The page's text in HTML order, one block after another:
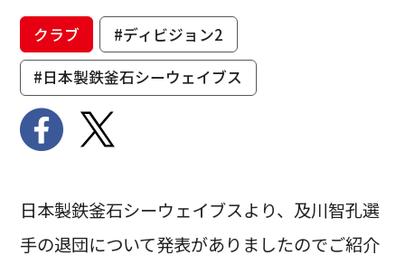
クラブ
#ディビジョン2
#日本製鉄釜石シーウェイブス
日本製鉄釜石シーウェイブスより、及川智孔選
手の退団について発表がありましたのでご紹介